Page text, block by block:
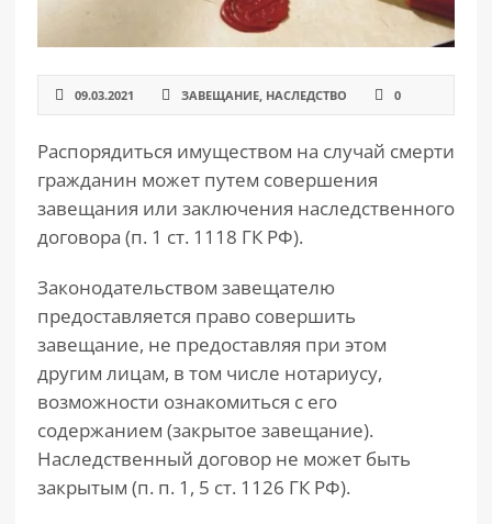
09.03.2021 ЗАВЕЩАНИЕ, НАСЛЕДСТВО 0
Распорядиться имуществом на случай смерти
гражданин может путем совершения
завещания или заключения наследственного
договора (п. 1 ст. 1118 ГК РФ).
Законодательством завещателю
предоставляется право совершить
завещание, не предоставляя при этом
другим лицам, в том числе нотариусу,
возможности ознакомиться с его
содержанием (закрытое завещание).
Наследственный договор не может быть
закрытым (п. п. 1, 5 ст. 1126 ГК РФ).